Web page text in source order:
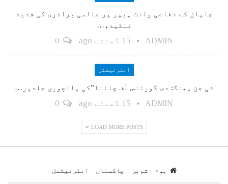
جاپان کے دفاعی وائٹ پیپر پر عالمی برادری کی شدید
تنقید،…
ADMIN 15 گھنٹے ago
انٹرنیشنل
شی جن پھنگ: دی گورننس آف چائنا”کی پانچویں جلدپر…
ADMIN 15 گھنٹے ago
LOAD MORE POSTS
ہوم شوبز پاکستان انٹرنیشنل